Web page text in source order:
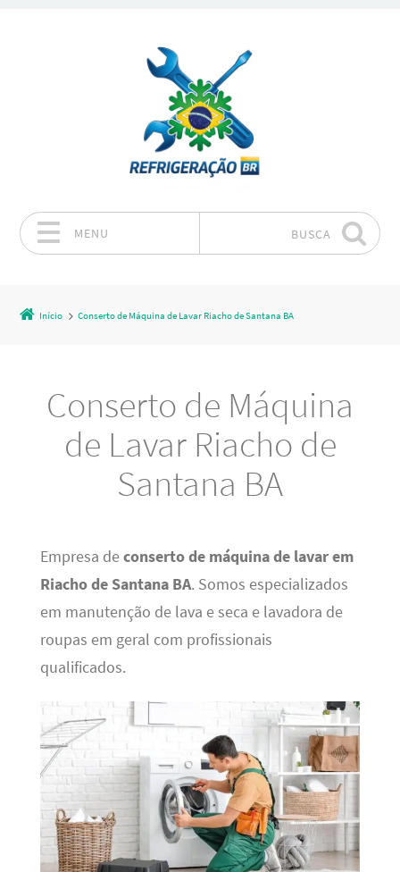
MENU BUSCA
Início Conserto de Máquina de Lavar Riacho de Santana BA
Conserto de Máquina
de Lavar Riacho de
Santana BA
Empresa deconserto de máquina de lavar em
Riacho de Santana BA. Somos especializados
em manutenção de lava e seca e lavadora de
roupas em geral com profissionais
qualificados.